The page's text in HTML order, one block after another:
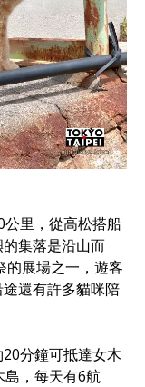
里，從高松搭船
集落是沿山而
的展場之一，遊客
還有許多貓咪陪
分鐘可抵達女木
，每天有6航